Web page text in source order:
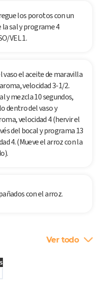
los porotos con un
la sal y programe 4
VEL 1.
vaso el aceite de maravilla
velocidad 3-1/2.
y mezcla 10 segundos,
dentro del vaso y
velocidad 4 (hervir el
del bocal y programa 13
4. (Mueve el arroz con la
con el arroz.
Ver todo